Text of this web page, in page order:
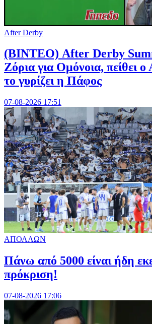
After Derby
(ΒΙΝΤΕΟ) After Derby
Ζόρια για Ομόνοια, πείθει
το γυρίζει η Πάφος
07-08-2026 17:51
ΑΠΟΛΛΩΝ
Πάνω από 5000 είναι ήδη
πρόκριση!
07-08-2026 17:06